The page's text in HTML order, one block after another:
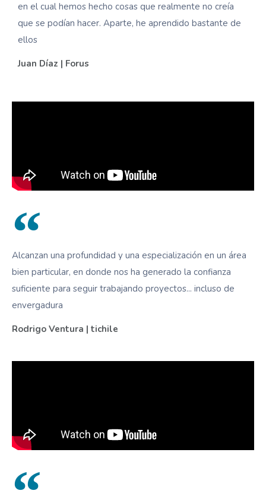
en el cual hemos hecho cosas que realmente no creía
que se podían hacer. Aparte, he aprendido bastante de
ellos
Juan Díaz | Forus
Alcanzan una profundidad y una especialización en un área
bien particular, en donde nos ha generado la confianza
suficiente para seguir trabajando proyectos... incluso de
envergadura
Rodrigo Ventura | tichile